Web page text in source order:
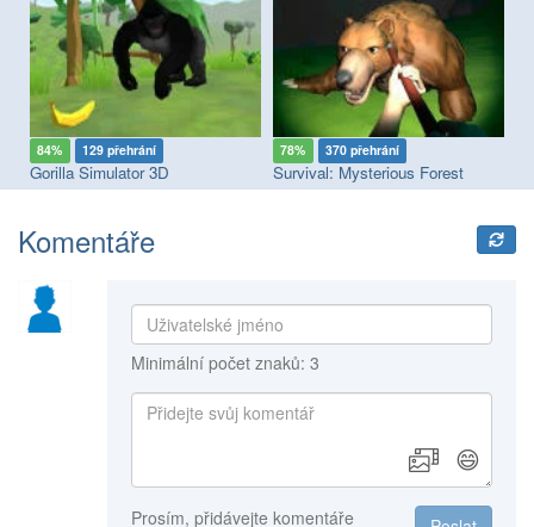
84% 129 přehrání
Gorilla Simulator 3D
78% 370 přehrání
Survival: Mysterious Forest
Komentáře
Minimální počet znaků: 3
😄
Prosím, přidávejte komentáře